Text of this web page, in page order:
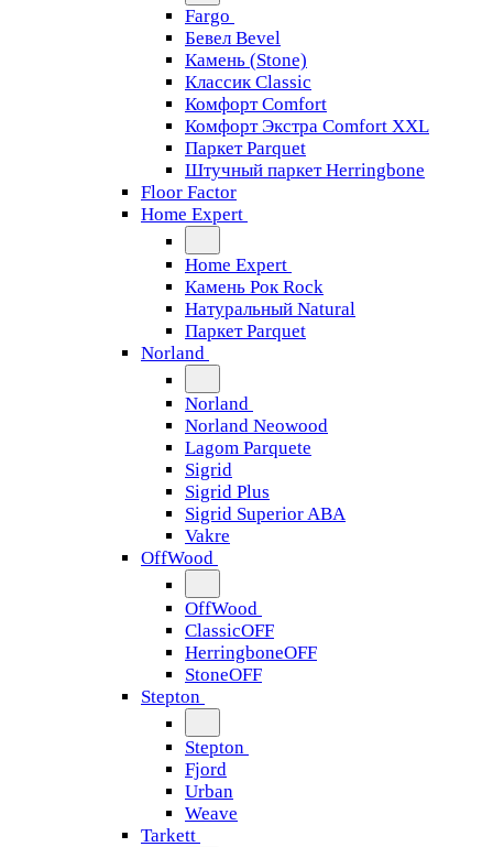
Fargo
Бевел Bevel
Камень (Stone)
Классик Classic
Комфорт Comfort
Комфорт Экстра Comfort XXL
Паркет Parquet
Штучный паркет Herringbone
Floor Factor
Home Expert
Home Expert
Камень Рок Rock
Натуральный Natural
Паркет Parquet
Norland
Norland
Norland Neowood
Lagom Parquete
Sigrid
Sigrid Plus
Sigrid Superior ABA
Vakre
OffWood
OffWood
ClassicOFF
HerringboneOFF
StoneOFF
Stepton
Stepton
Fjord
Urban
Weave
Tarkett